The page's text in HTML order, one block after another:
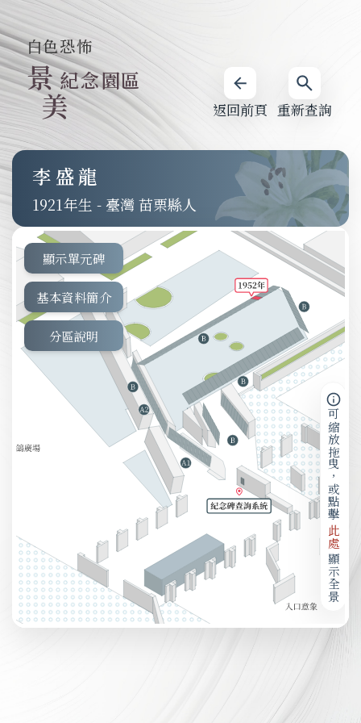
重新查詢
返回前頁
白色恐怖
景
美
紀念園區
李盛龍
1921 - 臺灣 苗栗縣人
顯示單元碑
基本資料簡介
分區說明
可縮放拖曳，或點擊
此處
顯示全景